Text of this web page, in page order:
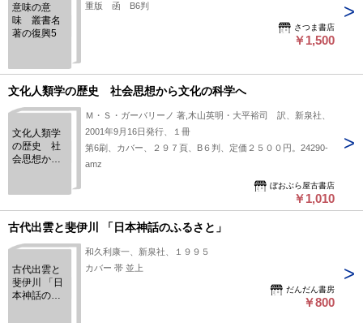
意味の意
味 叢書名
著の復興5
重版 函 B6判
さつま書店
￥1,500
文化人類学の歴史 社会思想から文化の科学へ
文化人類学
の歴史 社
会思想から
Ｍ・Ｓ・ガーバリーノ 著,木山英明・大平裕司 訳、新泉社、
2001年9月16日発行、１冊
第6刷、カバー、２９７頁、B６判、定価２５００円。24290-
amz
ぼおぶら屋古書店
￥1,010
古代出雲と斐伊川 「日本神話のふるさと」
古代出雲と
斐伊川 「日
本神話のふ
和久利康一、新泉社、１９９５
カバー 帯 並上
だんだん書房
￥800